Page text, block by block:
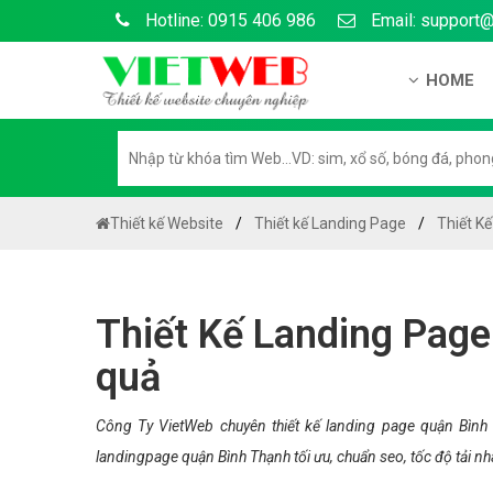
Hotline: 0915 406 986 Email:
HOME
Hướng
Chính
Chính
Thiết kế Website Thiết kế Landing Page Thiết
Thiết Kế Landing
quả
Công Ty VietWeb chuyên thiết kế landing page quận
landingpage quận Bình Thạnh tối ưu, chuẩn seo, tốc độ tải